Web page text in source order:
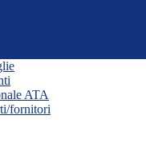
ATA
fornitori